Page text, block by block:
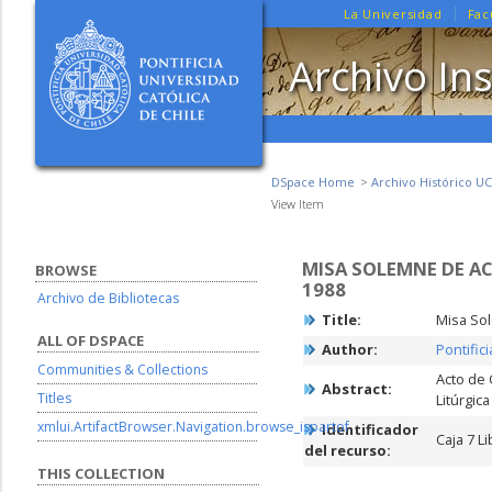
La Universidad
Archivo
DSpace Home
Archivo Histórico UC
View Item
MISA SOLEMNE DE
1988
Title:
Misa
Author:
Abstract:
Acto de
Identificador
del recurso:
Caja 7
BROWSE
Archivo de Bibliotecas
ALL OF DSPACE
Communities & Collections
Titles
xmlui.ArtifactBrowser.Navigation.browse_ispartof
THIS COLLECTION